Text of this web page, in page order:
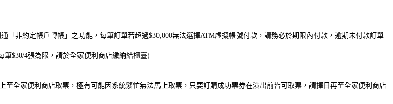
「非約定帳戶轉帳」之功能，每筆訂單若超過$30,000無法選擇ATM虛擬帳號付款，請務必於期限內付款，逾期未付款訂單
$30/4張為限，請於全家便利商店繳納給櫃臺)
至全家便利商店取票，極有可能因系統繁忙無法馬上取票，只要訂購成功票券在演出前皆可取票，請擇日再至全家便利商店